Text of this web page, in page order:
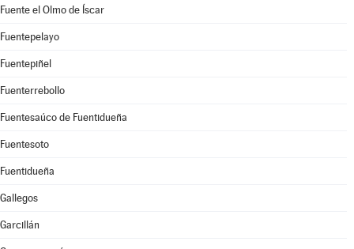
Fuente el Olmo de Íscar
Fuentepelayo
Fuentepiñel
Fuenterrebollo
Fuentesaúco de Fuentidueña
Fuentesoto
Fuentidueña
Gallegos
Garcillán